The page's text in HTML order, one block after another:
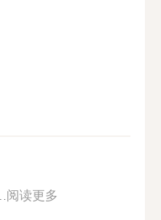
阅读更多